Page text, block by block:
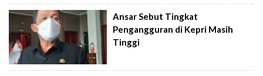
Ansar Sebut Tingkat
Pengangguran di Kepri Masih
Tinggi